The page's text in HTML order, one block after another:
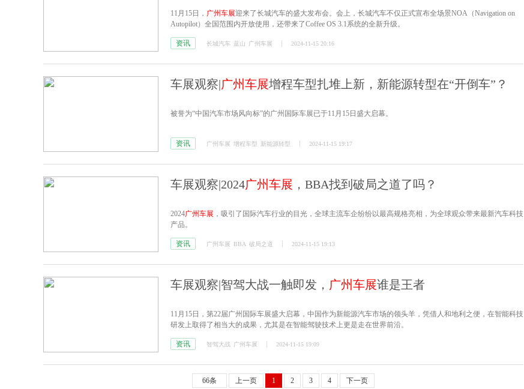
11月15日， 广州车展迎来了长城汽车的盛大发布会。会上，长城汽车不仅正式宣布全场景NOA（Navigation on
Autopilot）全国范围内开放使用，还带来了Coffee OS 3.1系统的全新升级。
资讯 长城汽车 蓝山 广州车展 2024-11-15 20:16
车展观察|广州车展增程车型扎堆上新，新能源转型在“开倒车”？
被誉为“中国汽车市场风向标”的广州国际车展已于11月15日盛大启幕。
资讯 广州车展 增程车型 新能源转型 2024-11-15 19:17
车展观察|2024广州车展 ，BBA找到破局之道了吗？
2024广州车展 ，吸引了国际汽车行业的目光，全球主流车企纷纷以最高规格亮相，为全球观众带来最新汽车科技
产品。
资讯 广州车展 BBA 破局之道 2024-11-15 19:13
车展观察|智驾大战一触即发， 广州车展谁是王者
11月15日，第22届广州国际车展盛大启幕，中国作为新能源汽车市场的领头羊，凭借人和地利之便，在智能科技
研发上取得了相当大的成果，尤其是在智能驾驶技术上更是走在世界前沿。
资讯 智驾大战 广州车展 2024-11-15 19:09
66条 上一页 1 2 3 4 下一页